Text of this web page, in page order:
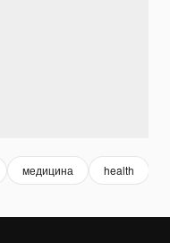
медицина health